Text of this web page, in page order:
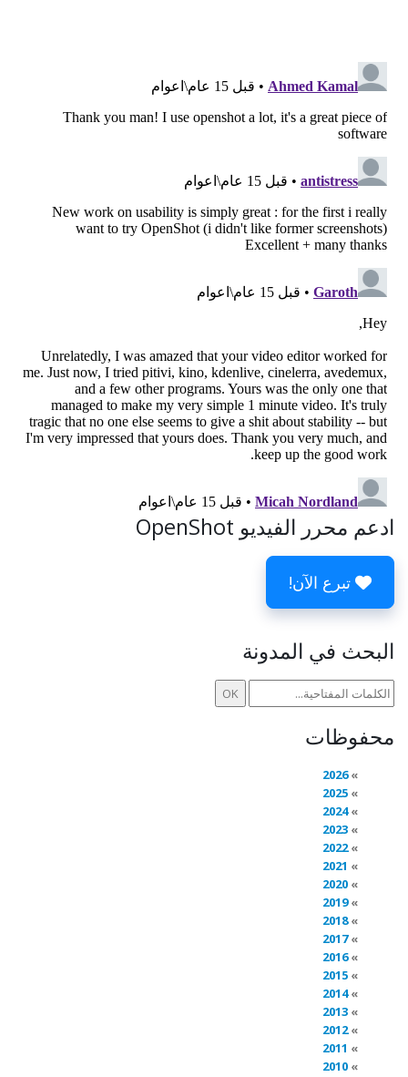
ادعم محرر الفيديو OpenShot
تبرع الآن!
البحث في المدونة
محفوظات
2026
2025
2024
2023
2022
2021
2020
2019
2018
2017
2016
2015
2014
2013
2012
2011
2010